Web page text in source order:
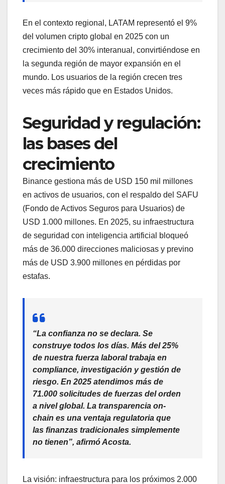
En el contexto regional, LATAM representó el 9%
del volumen cripto global en 2025 con un
crecimiento del 30% interanual, convirtiéndose en
la segunda región de mayor expansión en el
mundo. Los usuarios de la región crecen tres
veces más rápido que en Estados Unidos.
Seguridad y regulación:
las bases del
crecimiento
Binance gestiona más de USD 150 mil millones
en activos de usuarios, con el respaldo del SAFU
(Fondo de Activos Seguros para Usuarios) de
USD 1.000 millones. En 2025, su infraestructura
de seguridad con inteligencia artificial bloqueó
más de 36.000 direcciones maliciosas y previno
más de USD 3.900 millones en pérdidas por
estafas.
“La confianza no se declara. Se
construye todos los días. Más del 25%
de nuestra fuerza laboral trabaja en
compliance, investigación y gestión de
riesgo. En 2025 atendimos más de
71.000 solicitudes de fuerzas del orden
a nivel global. La transparencia on-
chain es una ventaja regulatoria que
las finanzas tradicionales simplemente
no tienen”, afirmó Acosta.
La visión: infraestructura para los próximos 2.000